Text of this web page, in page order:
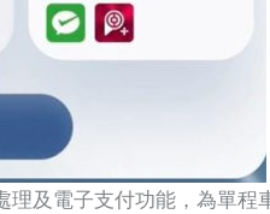
及電子支付功能，為單程